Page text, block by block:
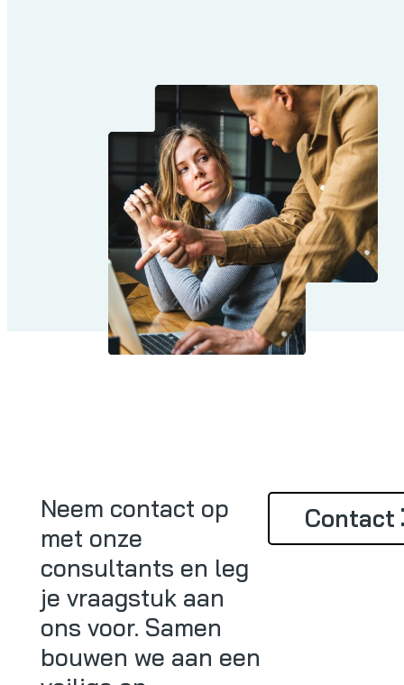
Neem contact op
met onze
consultants en leg
je vraagstuk aan
ons voor. Samen
bouwen we aan een
Contact